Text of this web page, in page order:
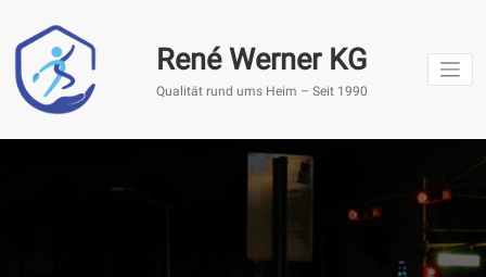
Inhalt
René Werner KG
Qualität rund ums Heim – Seit 1990